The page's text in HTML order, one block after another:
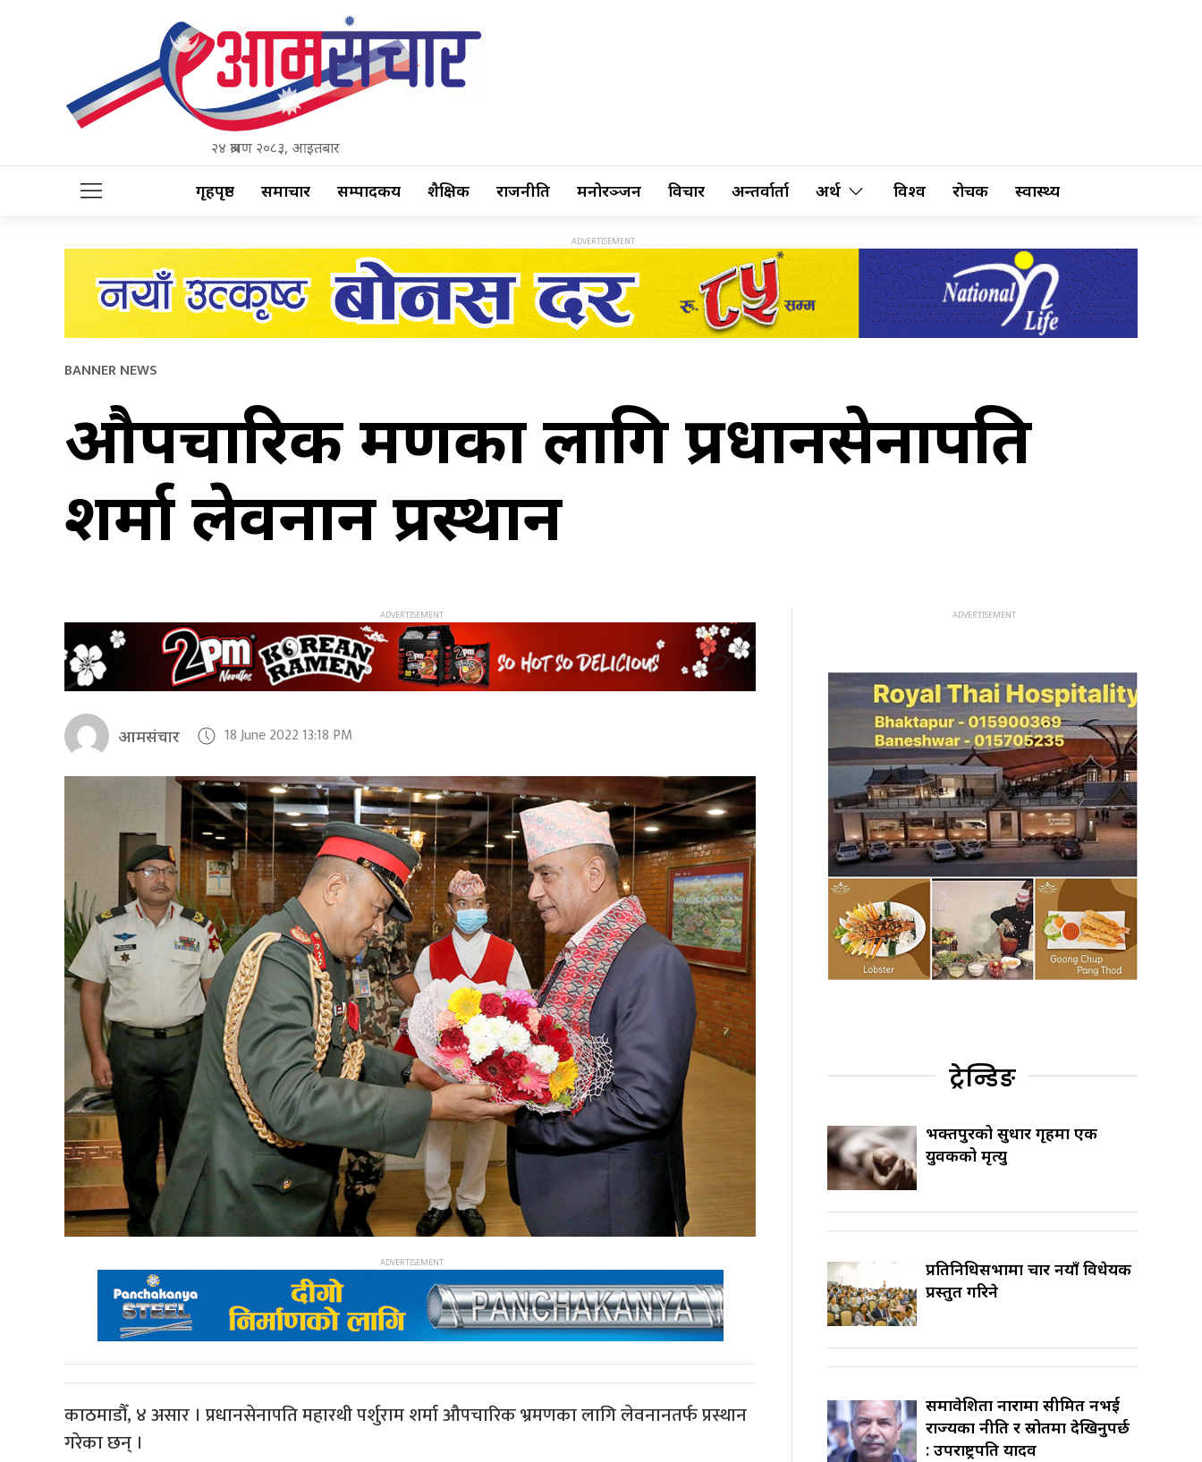
२४ श्रावण २०८३, आइतबार
गृहपृष्ठ समाचार सम्पादकीय शैक्षिक राजनीति मनोरञ्जन विचार अन्तर्वार्ता अर्थ विश्व रोचक स्वास्थ्य
BANNER NEWS
औपचारिक भ्रमणका लागि प्रधानसेनापति
शर्मा लेवनान प्रस्थान
आमसंचार 18 June 2022 13:18 PM
काठमाडौँ, ४ असार । प्रधानसेनापति महारथी पर्शुराम शर्मा औपचारिक भ्रमणका लागि लेवनानतर्फ प्रस्थान
गरेका छन् ।
ट्रेन्डिङ
भक्तपुरको सुधार गृहमा एक
युवकको मृत्यु
प्रतिनिधिसभामा चार नयाँ विधेयक
प्रस्तुत गरिने
समावेशिता नारामा सीमित नभई
राज्यका नीति र स्रोतमा देखिनुपर्छ
: उपराष्ट्रपति यादव